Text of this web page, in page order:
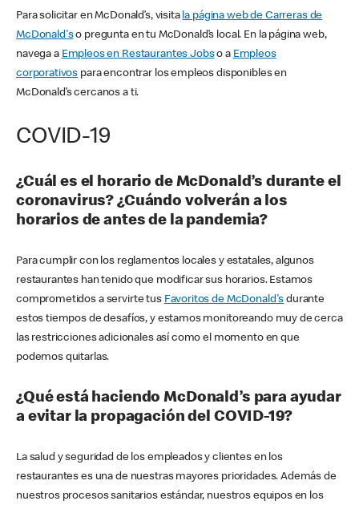
Para solicitar en McDonald’s, visita la página web de Carreras de
McDonald'so pregunta en tu McDonald’s local. En la página web,
navega a Empleos en Restaurantes Jobso a Empleos
corporativos para encontrar los empleos disponibles en
McDonald’s cercanos a ti.
COVID-19
¿Cuál es el horario de McDonald’s durante el
coronavirus? ¿Cuándo volverán a los
horarios de antes de la pandemia?
Para cumplir con los reglamentos locales y estatales, algunos
restaurantes han tenido que modificar sus horarios. Estamos
comprometidos a servirte tus Favoritos de McDonald's durante
estos tiempos de desafíos, y estamos monitoreando muy de cerca
las restricciones adicionales así como el momento en que
podemos quitarlas.
¿Qué está haciendo McDonald’s para ayudar
a evitar la propagación del COVID-19?
La salud y seguridad de los empleados y clientes en los
restaurantes es una de nuestras mayores prioridades. Además de
nuestros procesos sanitarios estándar, nuestros equipos en los